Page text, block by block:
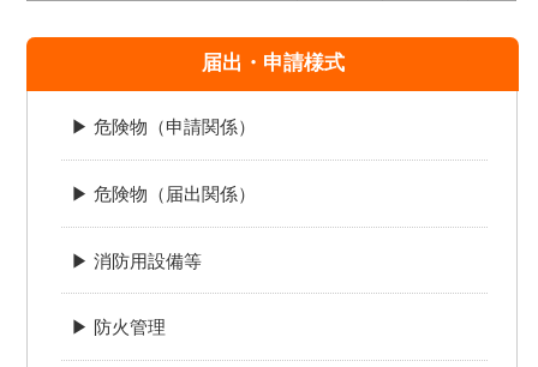
届出・申請様式
▶ 危険物（申請関係）
▶ 危険物（届出関係）
▶ 消防用設備等
▶ 防火管理